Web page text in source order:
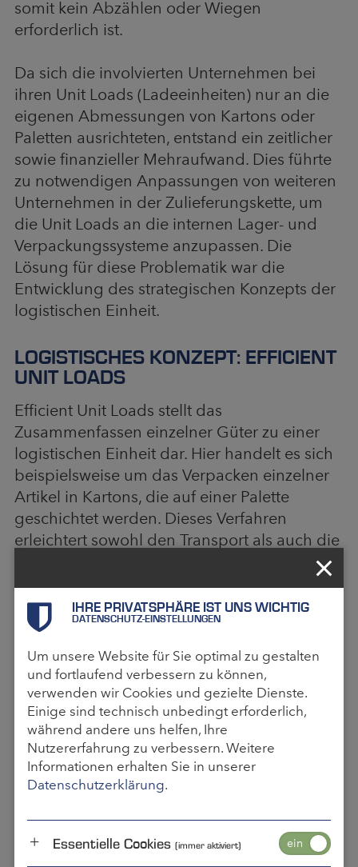
somit kein Abzählen oder Wiegen
erforderlich ist.
Da sich die involvierten Unternehmen bei
ihren Unit Loads (Ladeeinheiten) nur an die
eigenen Abmessungen von Kartons oder
Paletten ausrichteten, entstand ein zeitlicher
sowie finanzieller Mehraufwand. Dies führte
zu notwendigen Anpassungen von weiteren
Unternehmen in der Zulieferungskette, um
die Unit Loads an die internen Lager- und
Verpackungssysteme anzupassen. Die
Lösung für diese Problematik war die
Entwicklung des strategischen Konzepts der
logistischen Einheit.
LOGISTISCHES KONZEPT: EFFICIENT
UNIT LOADS
Efficient Unit Loads stellt das
Zusammenfassen einzelner Güter zu einer
logistischen Einheit dar. Hier handelt es sich
beispielsweise um das Verpacken einzelner
Artikel in Kartons, die auf einer Palette
geschichtet werden. Dieses Verfahren
erleichtert sowohl den Transport als auch die
bezeichnet der Begriff Efficient Unit Loads
eine effizientere Handhabung und
Umsetzung von einzelnen Gütern zu
logistischen Einheiten, die während der
gesamten Transportkette bestehen bleiben.
Dies erfolgt unter anderem durch
standardisierte Größen der
Transportverpackungen oder einheitliche
Kennzeichnung der Ladeeinheiten mit
Barcodes. Ein typisches Beispiel für die
erfolgreiche Realisierung ist die Europalette.
In Deutschland sorgt die GS1 Germany für
die Standardisierung der Größen von
IHRE PRIVATSPHÄRE IST UNS WICHTIG
DATENSCHUTZ-EINSTELLUNGEN
Um unsere Website für Sie optimal zu gestalten
und fortlaufend verbessern zu können,
verwenden wir Cookies und gezielte Dienste.
Einige sind technisch unbedingt erforderlich,
während andere uns helfen, Ihre
Nutzererfahrung zu verbessern. Weitere
Informationen erhalten Sie in unserer
Datenschutzerklärung.
Essentielle Cookies (immer aktiviert)